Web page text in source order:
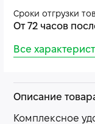
Сроки отгрузки
От 72 часов
Все
Описание
Комплексное